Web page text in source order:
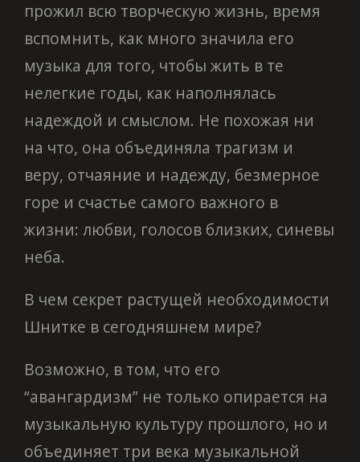
прожил всю творческую жизнь, время
вспомнить, как много значила его
музыка для того, чтобы жить в те
нелегкие годы, как наполнялась
надеждой и смыслом. Не похожая ни
на что, она объединяла трагизм и
веру, отчаяние и надежду, безмерное
горе и счастье самого важного в
жизни: любви, голосов близких, синевы
неба.
В чем секрет растущей необходимости
Шнитке в сегодняшнем мире?
Возможно, в том, что его
“авангардизм” не только опирается на
музыкальную культуру прошлого, но и
объединяет три века музыкальной